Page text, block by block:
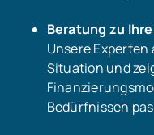
Beratung zu
Unsere
Situation und
Bedürfnissen